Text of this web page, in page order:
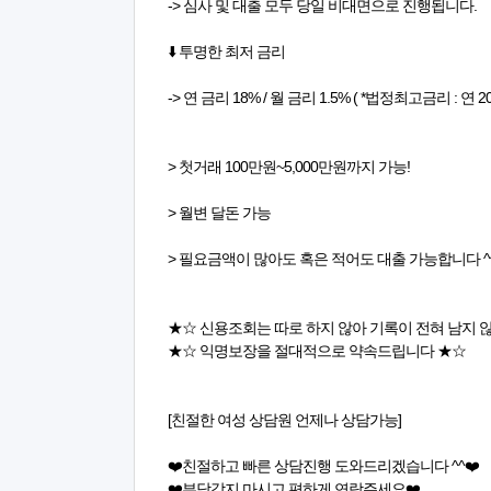
-> 심사 및 대출 모두 당일 비대면으로 진행됩니다.
⬇️ 투명한 최저 금리
-> 연 금리 18% / 월 금리 1.5% ( *법정최고금리 : 연
> 첫거래 100만원~5,000만원까지 가능!
> 월변 달돈 가능
> 필요금액이 많아도 혹은 적어도 대출 가능합니다
★☆ 신용조회는 따로 하지 않아 기록이 전혀 남지
★☆ 익명보장을 절대적으로 약속드립니다 ★☆
[친절한 여성 상담원 언제나 상담가능]
❤️친절하고 빠른 상담진행 도와드리겠습니다 ^^❤️